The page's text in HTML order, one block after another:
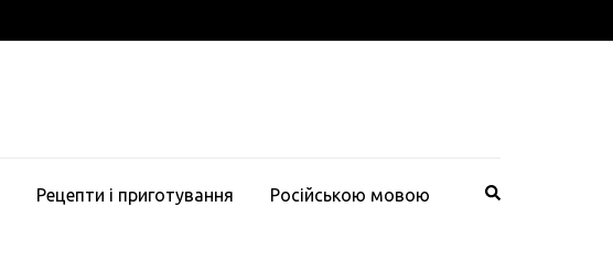
Рецепти і приготування Російською мовою